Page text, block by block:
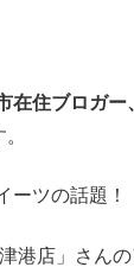
在住ブロガー
ーツの話題！
港店」さん